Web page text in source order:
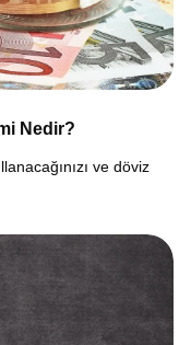
Nedir?
ve döviz